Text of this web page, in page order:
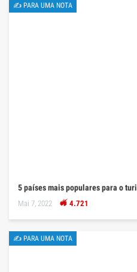
✍ PARA UMA NOTA
5 países mais populares para o
Mai 7, 2022 4.721
✍ PARA UMA NOTA